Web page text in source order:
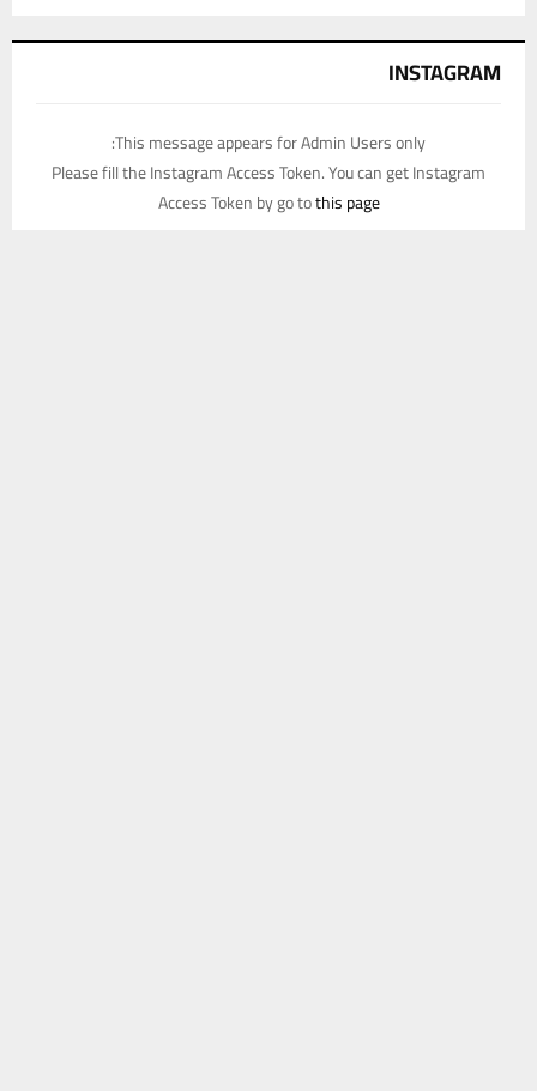
INSTAGRAM
This message appears for Admin Users only:
Please fill the Instagram Access Token. You can get Instagram
Access Token by go tothis page